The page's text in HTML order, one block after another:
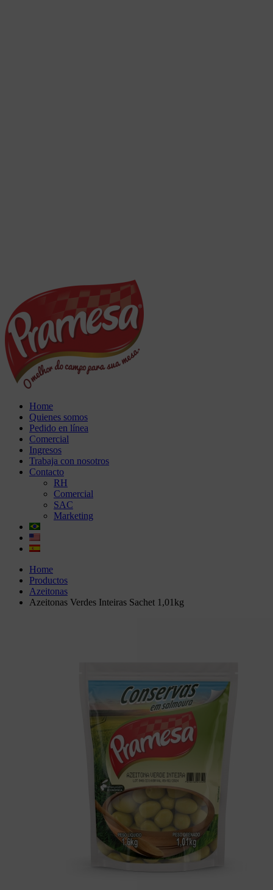
Home
Quienes somos
Pedido en línea
Comercial
Ingresos
Trabaja con nosotros
Contacto
RH
Comercial
SAC
Marketing
Home
Productos
Azeitonas
Azeitonas Verdes Inteiras Sachet 1,01kg